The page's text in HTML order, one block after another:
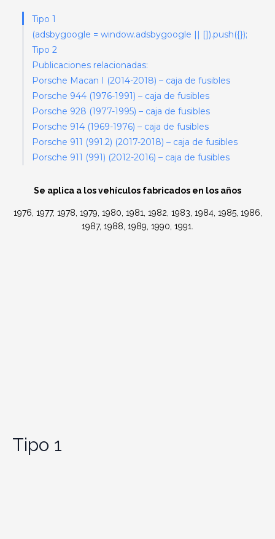
Tipo 1
(adsbygoogle = window.adsbygoogle || []).push({});
Tipo 2
Publicaciones relacionadas:
Porsche Macan I (2014-2018) – caja de fusibles
Porsche 944 (1976-1991) – caja de fusibles
Porsche 928 (1977-1995) – caja de fusibles
Porsche 914 (1969-1976) – caja de fusibles
Porsche 911 (991.2) (2017-2018) – caja de fusibles
Porsche 911 (991) (2012-2016) – caja de fusibles
Se aplica a los vehículos fabricados en los años
1976, 1977, 1978, 1979, 1980, 1981, 1982, 1983, 1984, 1985, 1986,
1987, 1988, 1989, 1990, 1991.
Tipo 1